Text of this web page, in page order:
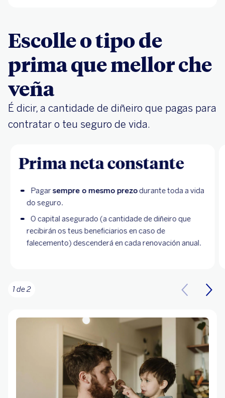
Escolle o tipo de
prima que mellor che
veña
É dicir, a cantidade de diñeiro que pagas para
contratar o teu seguro de vida.
Prima neta constante
Pagarsempre o mesmo prezodurante toda a vida
do seguro.
O capital asegurado (a cantidade de diñeiro que
recibirán os teus beneficiarios en caso de
falecemento) descenderá en cada renovación anual.
1 de 2